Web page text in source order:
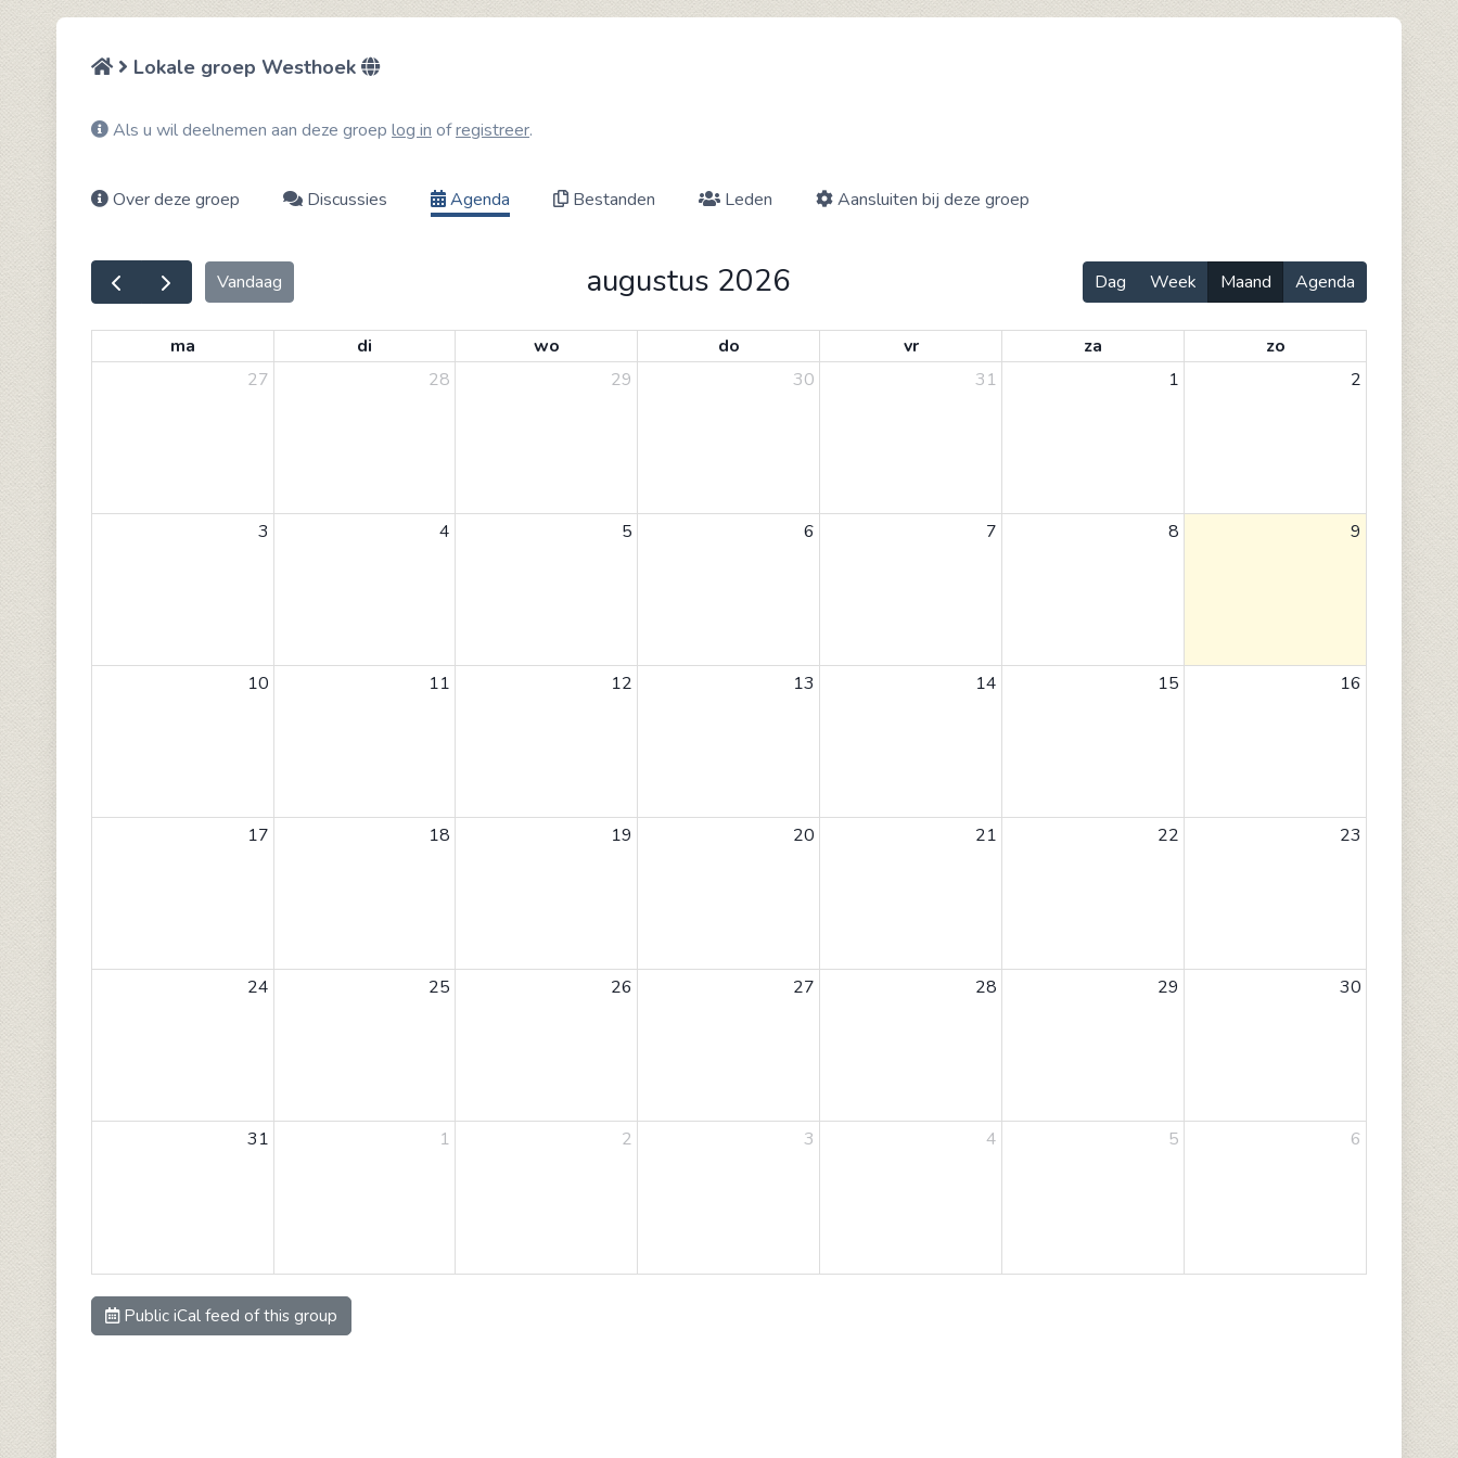
Lokale groep Westhoek
Als u wil deelnemen aan deze groep log in ofregistreer.
Over deze groep Discussies Agenda Bestanden Leden Aansluiten bij deze groep
Vandaag augustus 2026 Dag Week Maand Agenda
ma di wo do vr za
zo
27
28 29 30 31 1 2
3 4 5 6 7 8 9
10 11 12 13 14 15 16
17 18 19 20 21 22 23
24 25 26 27 28 29 30
31 1 2 3 4 5 6
Public iCal feed of this group